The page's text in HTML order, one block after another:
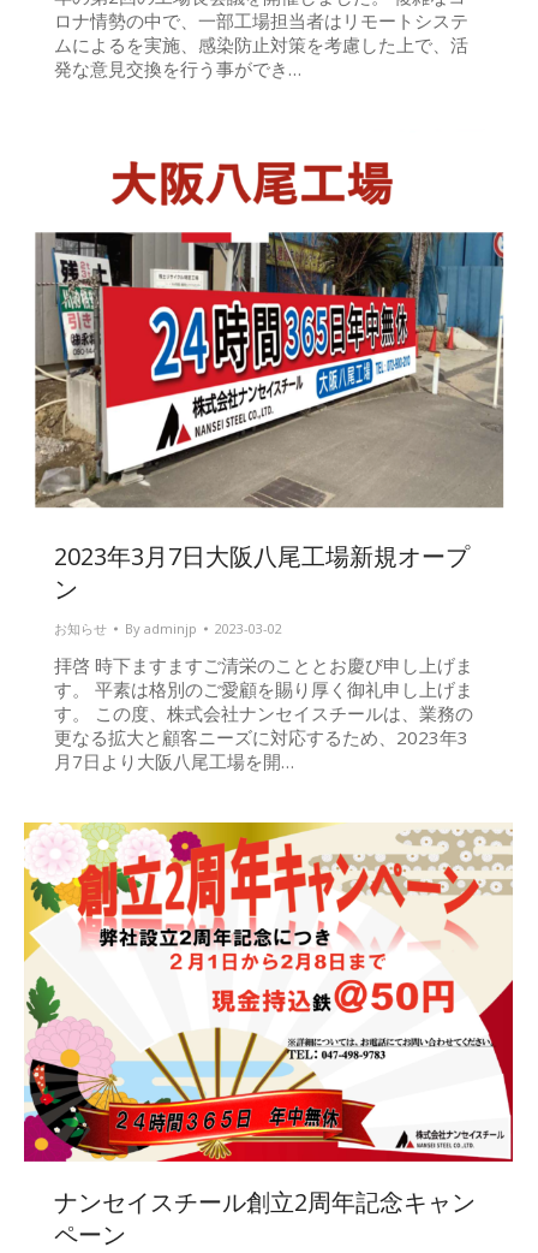
ロナ情勢の中で、一部工場担当者はリモートシステ
ムによるを実施、感染防止対策を考慮した上で、活
発な意見交換を行う事ができ…
2023年3月7日大阪八尾工場新規オープ
ン
お知らせ By adminjp 2023-03-02
拝啓 時下ますますご清栄のこととお慶び申し上げま
す。 平素は格別のご愛顧を賜り厚く御礼申し上げま
す。 この度、株式会社ナンセイスチールは、業務の
更なる拡大と顧客ニーズに対応するため、2023年3
月7日より大阪八尾工場を開…
ナンセイスチール創立2周年記念キャン
ペーン